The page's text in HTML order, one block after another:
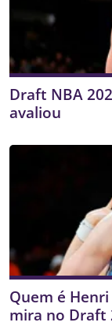
Draft NBA
avaliou
Quem é
mira no Draft